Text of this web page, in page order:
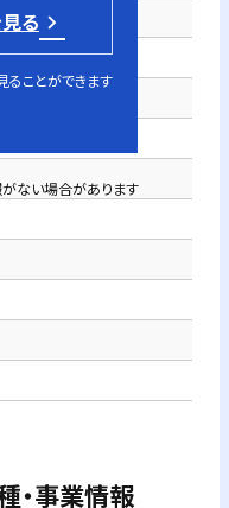
る
ることができます
ない場合があります
・事業情報